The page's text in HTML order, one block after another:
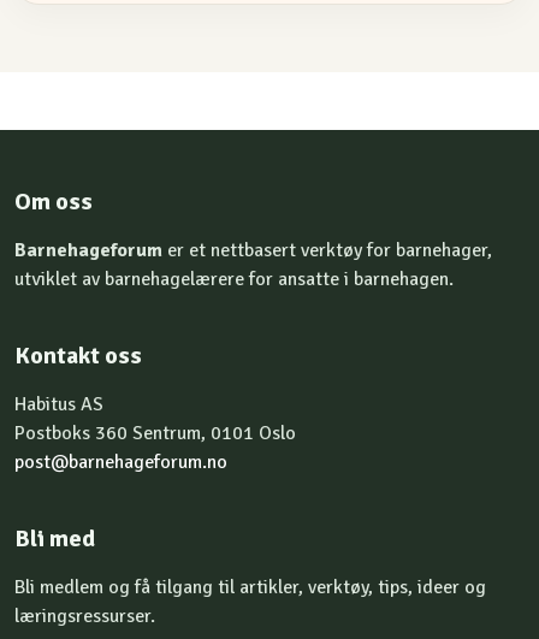
Om oss
Barnehageforum er et nettbasert verktøy for barnehager,
utviklet av barnehagelærere for ansatte i barnehagen.
Kontakt oss
Habitus AS
Postboks 360 Sentrum, 0101 Oslo
post@barnehageforum.no
Bli med
Bli medlem og få tilgang til artikler, verktøy, tips, ideer og
læringsressurser.